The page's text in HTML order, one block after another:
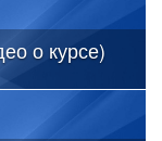
о курсе)